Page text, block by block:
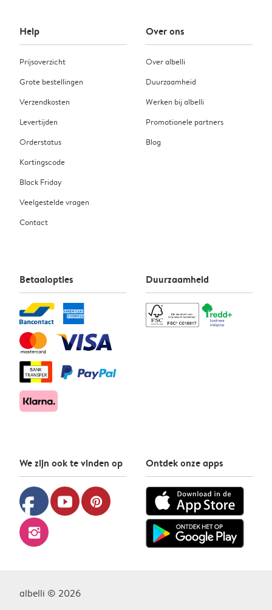
Help
Prijsoverzicht
Grote bestellingen
Verzendkosten
Levertijden
Orderstatus
Kortingscode
Black Friday
Veelgestelde vragen
Contact
Over ons
Over albelli
Duurzaamheid
Werken bij albelli
Promotionele partners
Blog
Betaalopties Duurzaamheid
We zijn ook te vinden op
facebook youtube pinterest
instagram
Ontdek onze apps
albelli © 2026